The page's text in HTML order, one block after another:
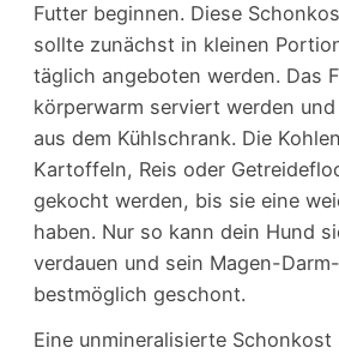
Futter beginnen. Diese
sollte zunächst in kleinen
täglich angeboten werden. Das
körperwarm serviert werden
aus dem Kühlschrank. Die
Kartoffeln, Reis oder
gekocht werden, bis sie eine
haben. Nur so kann dein Hund
verdauen und sein Magen-
bestmöglich geschont.
Eine unmineralisierte Schonkost